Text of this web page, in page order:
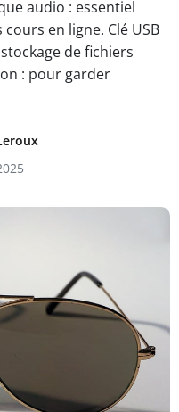
audio : essentiel
en ligne. Clé USB
de fichiers
: pour garder